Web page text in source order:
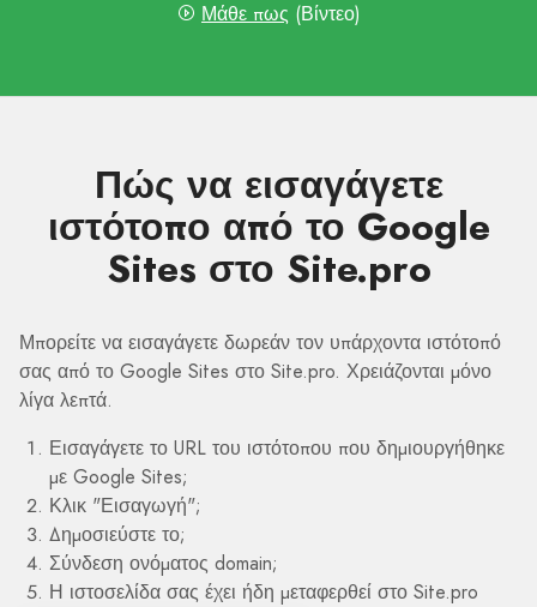
Μάθε πως (Βίντεο)
Πώς να εισαγάγετε
ιστότοπο από το Google
Sites στο Site.pro
Μπορείτε να εισαγάγετε δωρεάν τον υπάρχοντα ιστότοπό
σας από το Google Sites στο Site.pro. Χρειάζονται μόνο
λίγα λεπτά.
Εισαγάγετε το URL του ιστότοπου που δημιουργήθηκε
με Google Sites;
Κλικ "Εισαγωγή";
Δημοσιεύστε το;
Σύνδεση ονόματος domain;
Η ιστοσελίδα σας έχει ήδη μεταφερθεί στο Site.pro